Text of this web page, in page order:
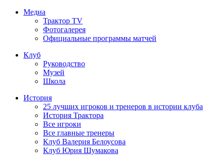
Медиа
Трактор TV
Фотогалерея
Официальные программы матчей
Клуб
Руководство
Музей
Школа
История
25 лучших игроков и тренеров в истории клуба
История Трактора
Все игроки
Все главные тренеры
Клуб Валерия Белоусова
Клуб Юрия Шумакова